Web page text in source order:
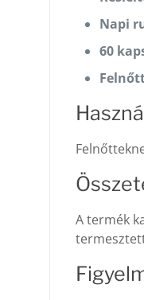
Napi
60
A termék